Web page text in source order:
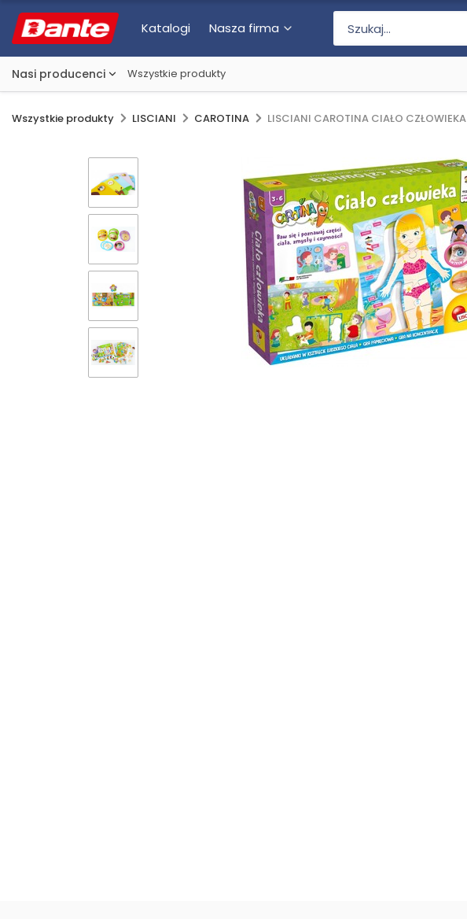
Katalogi Nasza firma
Nasi producenci Wszystkie produkty
Wszystkie produkty LISCIANI CAROTINA LISCIANI CAROTINA CIAŁO CZŁOWIEKA